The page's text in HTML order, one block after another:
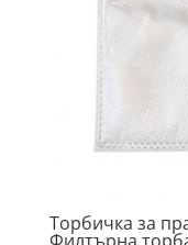
Торбичка за